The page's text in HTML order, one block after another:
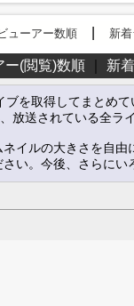
ューアー数順| 新
ー(閲覧)数順｜ 新
を取得してまとめ
放送されている全ラ
ネイルの大きさを自
さい。今後、さらに